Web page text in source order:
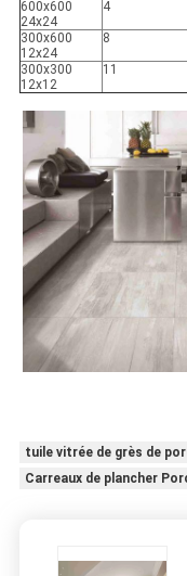
600x600
24x24
4
300x600
12x24
8
300x300
12x12
11
tuile vitrée de grès de
Carreaux de plancher